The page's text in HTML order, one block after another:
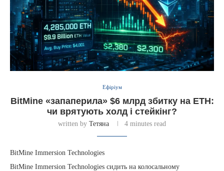
Ефіріум
BitMine «запаперила» $6 млрд збитку на ETH:
чи врятують холд і стейкінг?
written by Тетяна 4 minutes read
BitMine Immersion Technologies
BitMine Immersion Technologies сидить на колосальному